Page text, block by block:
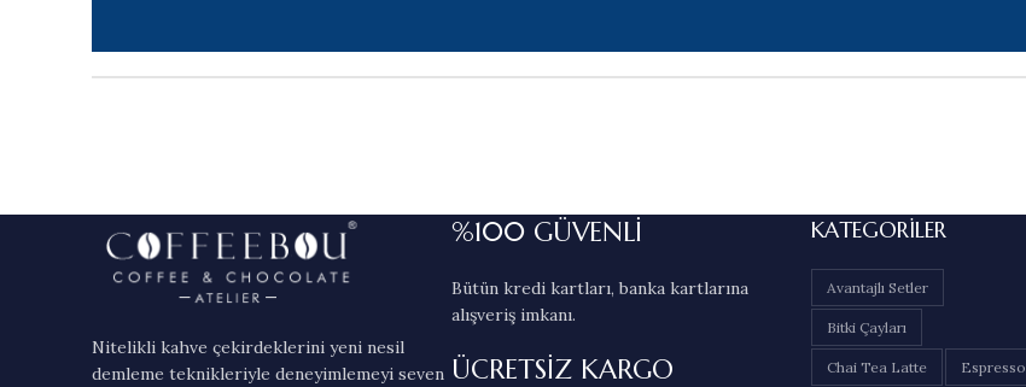
Nitelikli kahve çekirdeklerini yeni nesil
demleme teknikleriyle deneyimlemeyi seven
%100 GÜVENLİ
Bütün kredi kartları, banka kartlarına
alışveriş imkanı.
ÜCRETSİZ KARGO
KATEGORILER
Avantajlı Setler
Bitki Çayları
Chai Tea Latte Espresso